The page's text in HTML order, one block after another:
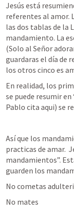
Jesús está
referentes al amor.
las dos tablas de la
mandamiento. La
(Solo al Señor
guardaras el día de
los otros cinco es
En realidad, los
se puede resumir
Pablo cita aqui) se
Así que los
practicas de amar.
mandamientos”.
guarden los
No cometas
No mates